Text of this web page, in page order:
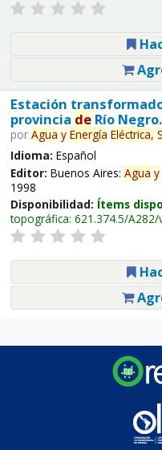
Estación
provincia deRío Negro.
por Agua y Energía Eléctrica,
Idioma: Español
Editor: Buenos Aires: Agua y
1998
Disponibilidad: Ítems
topográfica: 621.374.5/A282/